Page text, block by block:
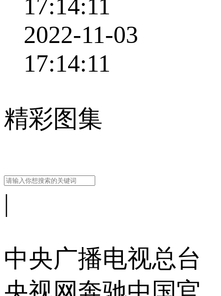
17:14:11
2022-11-03
17:14:11
精彩图集
|
中央广播电视总台